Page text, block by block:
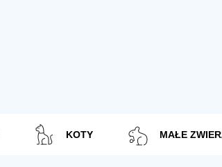
KOTY MAŁE